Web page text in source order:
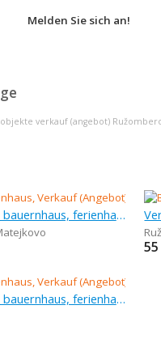
Melden Sie sich an!
verkauf (angebot)
Verkauf (Angebot), bauernhaus, ferienhaus, 202 m
Verkauf (Angebot), bauernhaus, ferienhaus